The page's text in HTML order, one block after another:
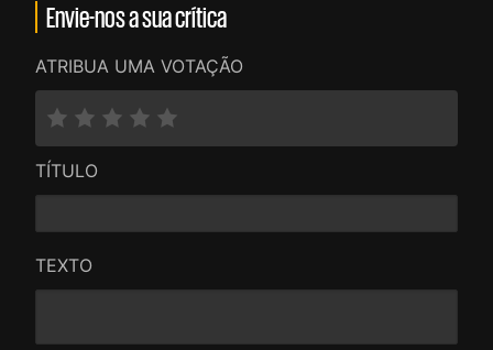
Envie-nos a sua crítica
ATRIBUA UMA VOTAÇÃO
TÍTULO
TEXTO